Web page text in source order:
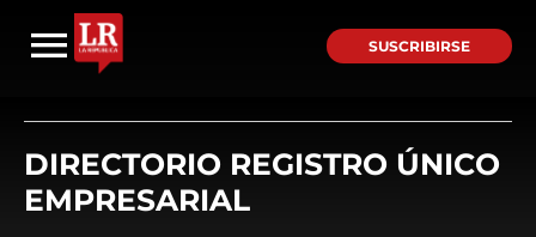
SUSCRIBIRSE
DIRECTORIO REGISTRO ÚNICO
EMPRESARIAL